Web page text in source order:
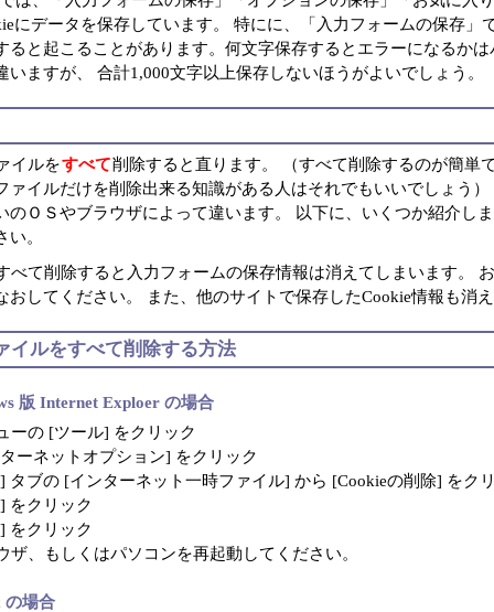
にデータを保存しています。 特にに、「入力フォームの保存」
ると起こることがあります。何文字保存するとエラーになるか
いますが、 合計1,000文字以上保存しないほうがよいでしょう。
イルをすべて削除すると直ります。 （すべて削除するのが簡単
ァイルだけを削除出来る知識がある人はそれでもいいでしょう
のＯＳやブラウザによって違います。 以下に、いくつか紹介し
。
べて削除すると入力フォームの保存情報は消えてしまいます。
おしてください。 また、他のサイトで保存したCookie情報も消え
イルをすべて削除する方法
版 Internet Exploer の場合
ーの [ツール] をクリック
ーネットオプション] をクリック
タブの [インターネット一時ファイル] から [Cookieの削除] をク
をクリック
をクリック
ザ、もしくはパソコンを再起動してください。
の場合